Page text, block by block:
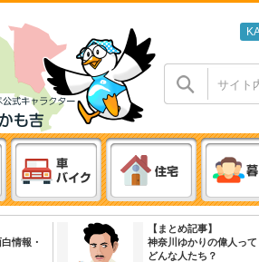
情報・
【まとめ記事】
神奈川ゆかりの偉人って
どんな人たち？